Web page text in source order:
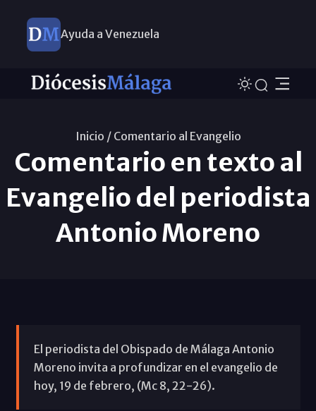
Ayuda a Venezuela
Inicio / Comentario al Evangelio
Comentario en texto al
Evangelio del periodista
Antonio Moreno
El periodista del Obispado de Málaga Antonio
Moreno invita a profundizar en el evangelio de
hoy, 19 de febrero, (Mc 8, 22-26).